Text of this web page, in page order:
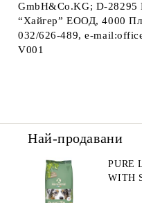
GmbH&Co.KG; D-28295
“Хайгер” ЕООД, 4000
032/626-489, e-
V001
Най-продавани
PURE
WITH